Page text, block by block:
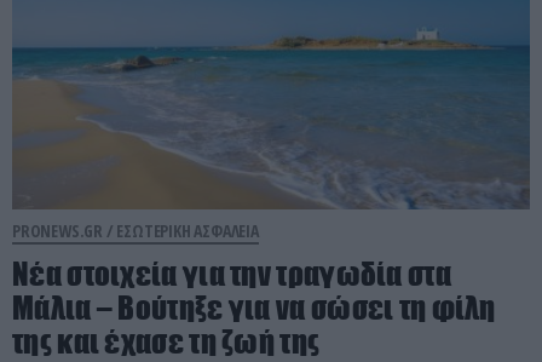
PRONEWS.GR / ΕΣΩΤΕΡΙΚΗ ΑΣΦΑΛΕΙΑ
Νέα στοιχεία για την τραγωδία στα
Μάλια – Βούτηξε για να σώσει τη φίλη
της και έχασε τη ζωή της